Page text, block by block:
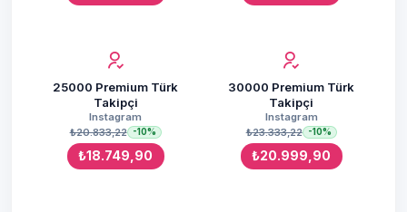
25000 Premium Türk
Takipçi
Instagram
₺20.833,22
-10%
₺18.749,90
30000 Premium Türk
Takipçi
Instagram
₺23.333,22
-10%
₺20.999,90